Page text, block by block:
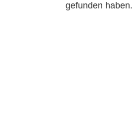
gefunden haben.